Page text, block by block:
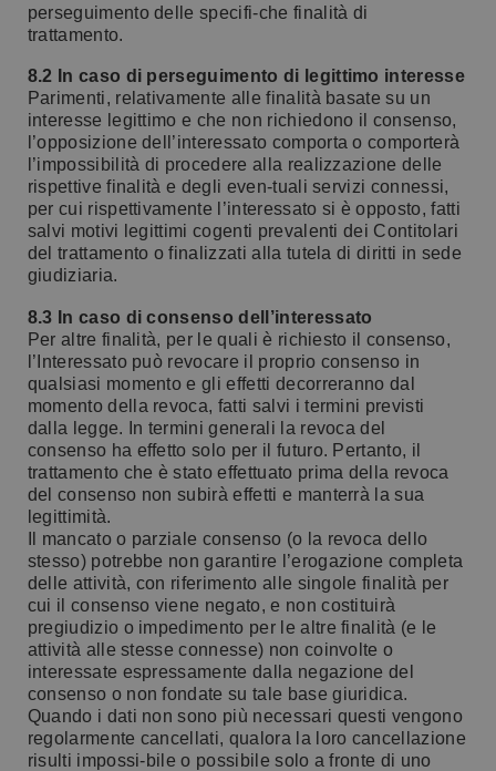
perseguimento delle specifi-che finalità di
trattamento.
8.2 In caso di perseguimento di legittimo interesse
Parimenti, relativamente alle finalità basate su un
interesse legittimo e che non richiedono il consenso,
l’opposizione dell’interessato comporta o comporterà
l’impossibilità di procedere alla realizzazione delle
rispettive finalità e degli even-tuali servizi connessi,
per cui rispettivamente l’interessato si è opposto, fatti
salvi motivi legittimi cogenti prevalenti dei Contitolari
del trattamento o finalizzati alla tutela di diritti in sede
giudiziaria.
8.3 In caso di consenso dell’interessato
Per altre finalità, per le quali è richiesto il consenso,
l’Interessato può revocare il proprio consenso in
qualsiasi momento e gli effetti decorreranno dal
momento della revoca, fatti salvi i termini previsti
dalla legge. In termini generali la revoca del
consenso ha effetto solo per il futuro. Pertanto, il
trattamento che è stato effettuato prima della revoca
del consenso non subirà effetti e manterrà la sua
legittimità.
Il mancato o parziale consenso (o la revoca dello
stesso) potrebbe non garantire l’erogazione completa
delle attività, con riferimento alle singole finalità per
cui il consenso viene negato, e non costituirà
pregiudizio o impedimento per le altre finalità (e le
attività alle stesse connesse) non coinvolte o
interessate espressamente dalla negazione del
consenso o non fondate su tale base giuridica.
Quando i dati non sono più necessari questi vengono
regolarmente cancellati, qualora la loro cancellazione
risulti impossi-bile o possibile solo a fronte di uno